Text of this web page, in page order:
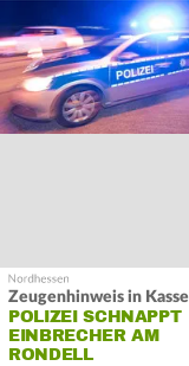
Zeugenhinweis in Kassel
POLIZEI SCHNAPPT
EINBRECHER AM
RONDELL